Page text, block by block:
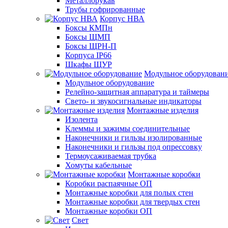
Трубы гофрированные
Корпус НВА
Боксы КМПн
Боксы ЩМП
Боксы ЩРН-П
Корпуса IP66
Шкафы ЩУР
Модульное
Модульное оборудование
Релейно-защитная аппаратура и таймеры
Свето- и звукосигнальные индикаторы
Монтажные изделия
Изолента
Клеммы и зажимы соединительные
Наконечники и гильзы изолированные
Наконечники и гильзы под опрессовку
Термоусаживаемая трубка
Хомуты кабельные
Монтажные коробки
Коробки распаячные ОП
Монтажные коробки для полых стен
Монтажные коробки для твердых стен
Монтажные коробки ОП
Свет